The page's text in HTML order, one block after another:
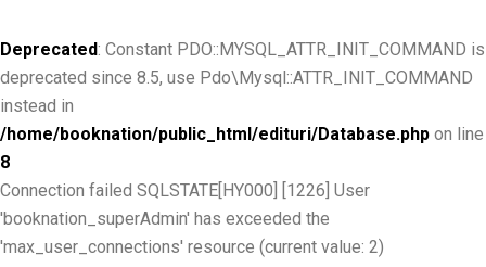
Deprecated: Constant PDO::MYSQL_ATTR_INIT_COMMAND is
deprecated since 8.5, use Pdo\Mysql::ATTR_INIT_COMMAND
instead in
/home/booknation/public_html/edituri/Database.php on line
8
Connection failed SQLSTATE[HY000] [1226] User
'booknation_superAdmin' has exceeded the
'max_user_connections' resource (current value: 2)